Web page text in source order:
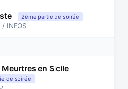
2ème partie de soirée
/ INFOS
Meurtres en Sicile
de soirée